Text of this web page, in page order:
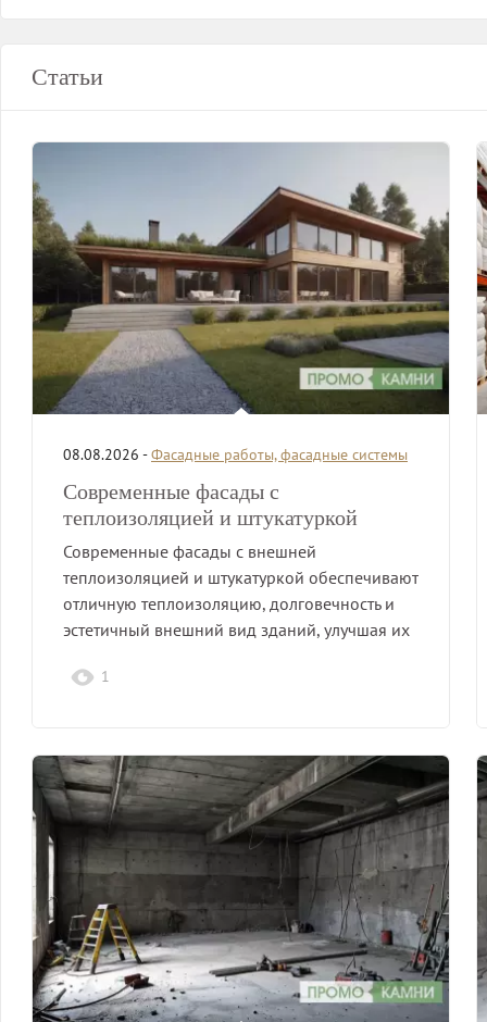
Статьи
08.08.2026 -Фасадные работы, фасадные системы
Современные фасады с
теплоизоляцией и штукатуркой
Современные фасады с внешней
теплоизоляцией и штукатуркой обеспечивают
отличную теплоизоляцию, долговечность и
эстетичный внешний вид зданий, улучшая их
1